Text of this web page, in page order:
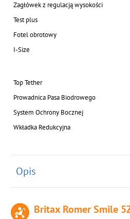
Zagłówek z regulacją wysokości
Test plus
Fotel obrotowy
I-Size
Top Tether
Prowadnica Pasa Biodrowego
System Ochrony Bocznej
Wkładka Redukcyjna
Opis
Britax Romer Smile